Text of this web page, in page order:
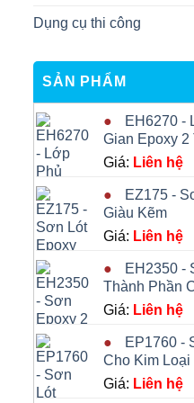
Dụng cụ thi công
SẢN PHẨM
EH6270 -
Gian Epoxy 2
Giá: Liên hệ
EZ175 -
Giàu Kẽm
Giá: Liên hệ
EH2350 -
Thành Phần
Giá: Liên hệ
EP1760 -
Cho Kim Loại
Giá: Liên hệ